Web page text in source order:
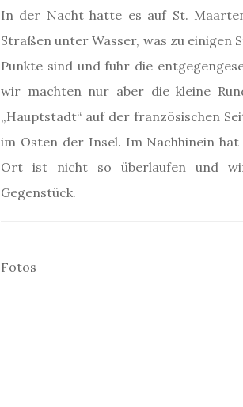
In der Nacht hatte es auf St.
Straßen unter Wasser, was zu einigen
Punkte sind und fuhr die
wir machten nur aber die kleine
„Hauptstadt“ auf der französischen
im Osten der Insel. Im Nachhinein
Ort ist nicht so überlaufen und
Gegenstück.
Fotos